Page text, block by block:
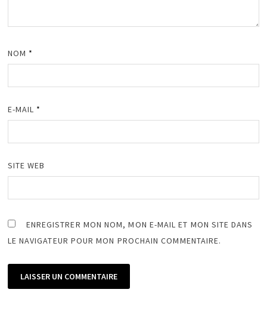
NOM *
E-MAIL *
SITE WEB
ENREGISTRER MON NOM, MON E-MAIL ET MON SITE DANS
LE NAVIGATEUR POUR MON PROCHAIN COMMENTAIRE.